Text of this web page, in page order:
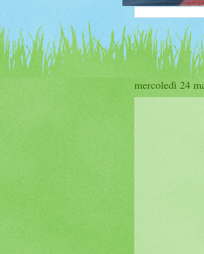
mercoledì 24